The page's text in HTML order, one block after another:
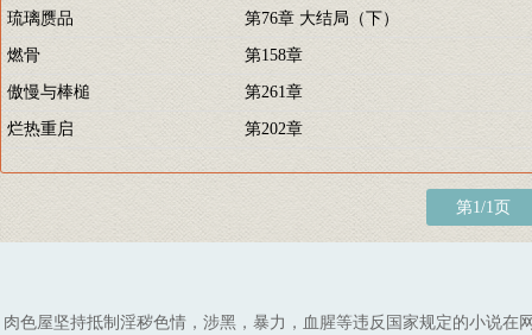
琉璃赝品 第76章 大结局（下）
燃骨 第158章
傲慢与棒槌 第261章
烂热重启 第202章
第1/1页
肉色屋坚持抵制淫秽色情，涉黑，暴力，血腥等违反国家规定的小说